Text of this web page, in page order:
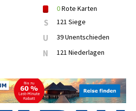
0Rote Karten
S 121 Siege
U 39 Unentschieden
N 121 Niederlagen